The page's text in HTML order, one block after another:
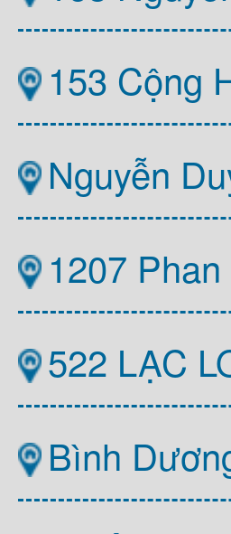
153 Cộng
Nguyễn
1207
522 LẠC
Bình